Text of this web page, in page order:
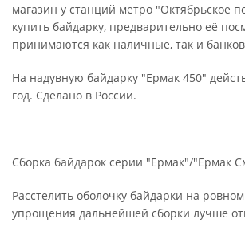
магазин у станций метро "Октябрьское
купить байдарку, предварительно её
принимаются как наличные, так и
На надувную байдарку "Ермак 450"
год. Сделано в России.
Сборка байдарок серии "Ермак"/"Ермак
Расстелить оболочку байдарки на
упрощения дальнейшей сборки лучше